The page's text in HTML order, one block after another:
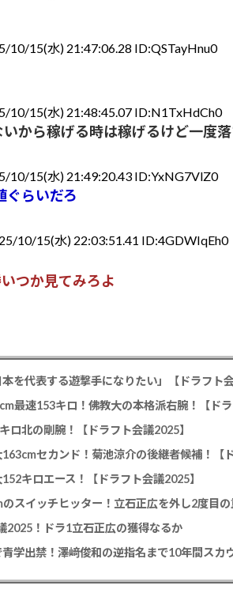
10/15(水) 21:47:06.28 ID:QSTayHnu0
10/15(水) 21:48:45.07 ID:N1TxHdCh0
から稼げる時は稼げるけど一度
10/15(水) 21:49:20.43 ID:YxNG7VlZ0
ぐらいだろ
10/15(水) 22:03:51.41 ID:4GDWIqEh0
つか見てみろよ
を代表する遊撃手になりたい」【ドラフト会
最速153キロ！佛教大の本格派右腕！【ドラ
ロ北の剛腕！【ドラフト会議2025】
セカンド！菊池涼介の後継者候補！【
キロエース！【ドラフト会議2025】
2025！ドラ1立石正広の獲得なるか
学出禁！澤﨑俊和の逆指名まで10年間スカ